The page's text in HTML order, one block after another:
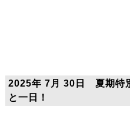
2025年 7月 30日 夏期特
と一日！